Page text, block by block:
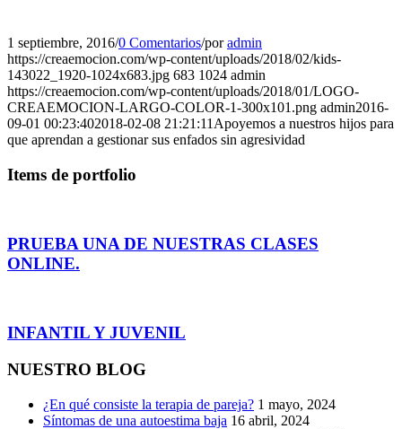
1 septiembre, 2016/0 Comentarios/poradmin
https://creaemocion.com/wp-content/uploads/2018/02/kids-
143022_1920-1024x683.jpg 683 1024 admin
https://creaemocion.com/wp-content/uploads/2018/01/LOGO-
CREAEMOCION-LARGO-COLOR-1-300x101.png admin2016-
09-01 00:23:402018-02-08 21:21:11 Apoyemos a nuestros hijos para
que aprendan a gestionar sus enfados sin agresividad
Items de portfolio
PRUEBA UNA DE NUESTRAS CLASES
ONLINE.
INFANTIL Y JUVENIL
NUESTRO BLOG
¿En qué consiste la terapia de pareja? 1 mayo, 2024
Síntomas de una autoestima baja 16 abril, 2024